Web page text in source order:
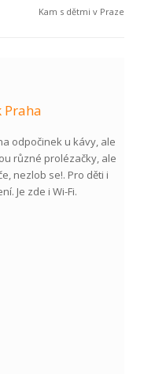
Kam s dětmi v Praze
odpočinek u kávy, ale
různé prolézačky, ale
nezlob se!. Pro děti i
Je zde i Wi-Fi.